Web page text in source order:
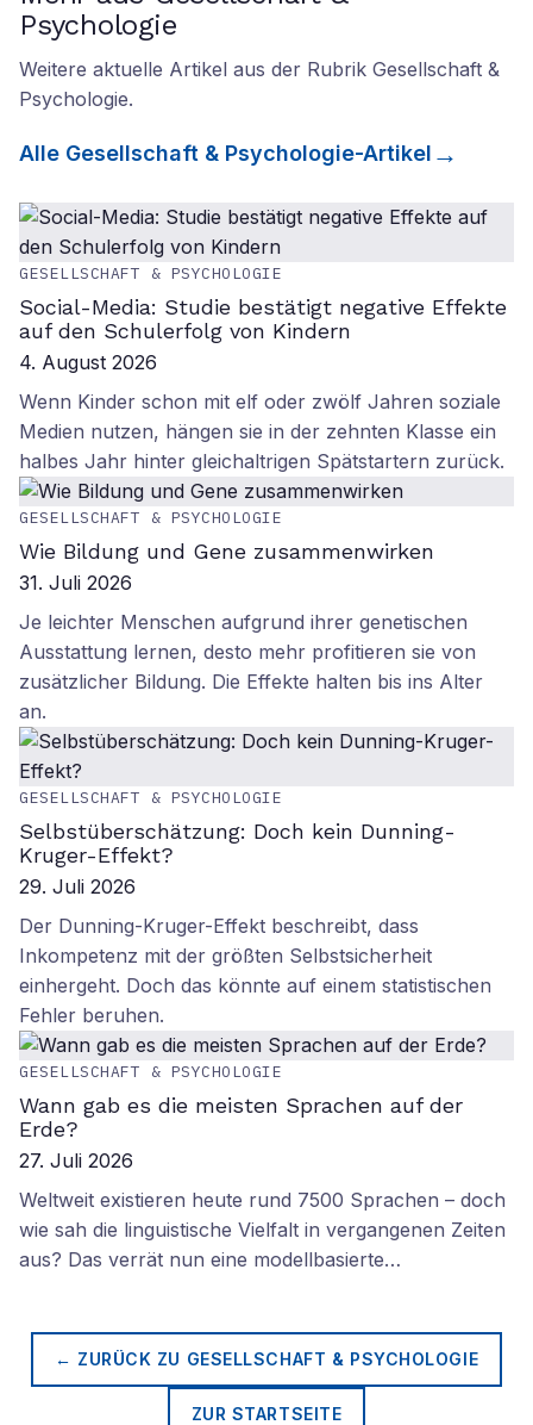
Psychologie
Weitere aktuelle Artikel aus der Rubrik Gesellschaft &
Psychologie.
Alle Gesellschaft & Psychologie-Artikel
GESELLSCHAFT & PSYCHOLOGIE
Social-Media: Studie bestätigt negative Effekte
auf den Schulerfolg von Kindern
4. August 2026
Wenn Kinder schon mit elf oder zwölf Jahren soziale
Medien nutzen, hängen sie in der zehnten Klasse ein
halbes Jahr hinter gleichaltrigen Spätstartern zurück.
GESELLSCHAFT & PSYCHOLOGIE
Wie Bildung und Gene zusammenwirken
31. Juli 2026
Je leichter Menschen aufgrund ihrer genetischen
Ausstattung lernen, desto mehr profitieren sie von
zusätzlicher Bildung. Die Effekte halten bis ins Alter
an.
GESELLSCHAFT & PSYCHOLOGIE
Selbstüberschätzung: Doch kein Dunning-
Kruger-Effekt?
29. Juli 2026
Der Dunning-Kruger-Effekt beschreibt, dass
Inkompetenz mit der größten Selbstsicherheit
einhergeht. Doch das könnte auf einem statistischen
Fehler beruhen.
GESELLSCHAFT & PSYCHOLOGIE
Wann gab es die meisten Sprachen auf der
Erde?
27. Juli 2026
Weltweit existieren heute rund 7500 Sprachen – doch
wie sah die linguistische Vielfalt in vergangenen Zeiten
aus? Das verrät nun eine modellbasierte…
← ZURÜCK ZU GESELLSCHAFT & PSYCHOLOGIE
ZUR STARTSEITE